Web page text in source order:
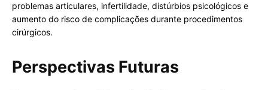
problemas articulares, infertilidade, distúrbios psicológicos e
aumento do risco de complicações durante procedimentos
cirúrgicos.
Perspectivas Futuras